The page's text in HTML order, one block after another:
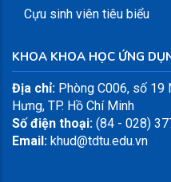
Cựu sinh viên tiêu biểu
KHOA KHOA HỌC ỨNG
Địa chỉ: Phòng C006, số 19
Hưng, TP. Hồ Chí Minh
Số điện thoại: (84 - 028)
Email: khud@tdtu.edu.vn